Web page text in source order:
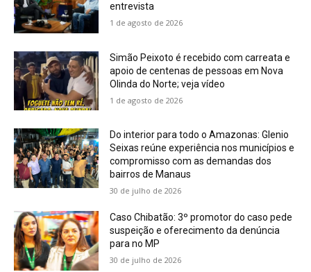
entrevista
1 de agosto de 2026
Simão Peixoto é recebido com carreata e
apoio de centenas de pessoas em Nova
Olinda do Norte; veja vídeo
1 de agosto de 2026
Do interior para todo o Amazonas: Glenio
Seixas reúne experiência nos municípios e
compromisso com as demandas dos
bairros de Manaus
30 de julho de 2026
Caso Chibatão: 3º promotor do caso pede
suspeição e oferecimento da denúncia
para no MP
30 de julho de 2026